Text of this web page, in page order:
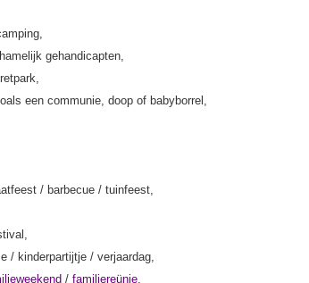
gehandicapten,
een communie, doop of babyborrel,
/ barbecue / tuinfeest,
/ kinderpartijtje / verjaardag,
/ familiereünie,